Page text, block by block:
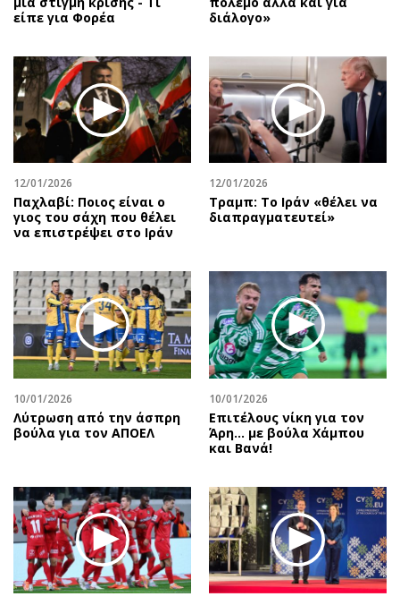
είπε για Φορέα
διάλογο»
12/01/2026
Παχλαβί: Ποιος είναι ο
γιος του σάχη που θέλει
να επιστρέψει στο Ιράν
12/01/2026
Τραμπ: Το Ιράν «θέλει να
διαπραγματευτεί»
10/01/2026
Λύτρωση από την άσπρη
βούλα για τον ΑΠΟΕΛ
10/01/2026
Επιτέλους νίκη για τον
Άρη… με βούλα Χάμπου
και Βανά!